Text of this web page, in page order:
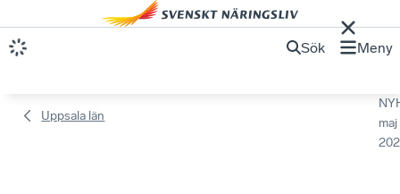
Sök Meny
Uppsala län
maj